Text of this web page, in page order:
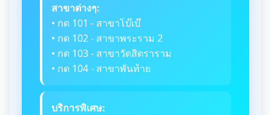
สาขาต่างๆ:
• กด 101 - สาขาโบ๊เบ๊
• กด 102 - สาขาพระราม 2
• กด 103 - สาขาวัดสิตราราม
• กด 104 - สาขาพันท้าย
บริการพิเศษ: